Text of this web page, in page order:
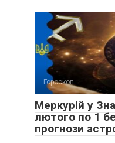
Гороскоп
Меркурій у
лютого по 1
прогнози